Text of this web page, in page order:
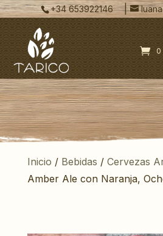
+34 653922146 |
0
Inicio / Bebidas / Cervezas
Amber Ale con Naranja,